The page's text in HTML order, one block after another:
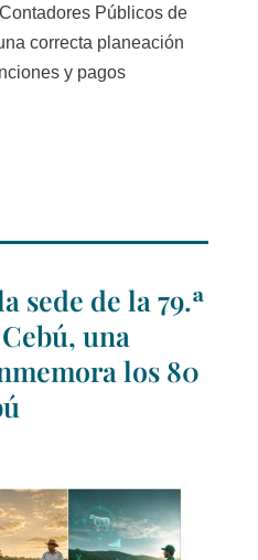
Públicos de
correcta planeación
y pagos
sede de la 79.ª
una
los 80